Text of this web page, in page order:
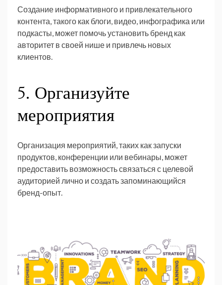
Создание информативного и привлекательного
контента, такого как блоги, видео, инфографика или
подкасты, может помочь установить бренд как
авторитет в своей нише и привлечь новых
клиентов.
5. Организуйте
мероприятия
Организация мероприятий, таких как запуски
продуктов, конференции или вебинары, может
предоставить возможность связаться с целевой
аудиторией лично и создать запоминающийся
бренд-опыт.